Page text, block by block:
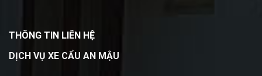
THÔNG TIN LIÊN HỆ
DỊCH VỤ XE CẨU AN MẬU